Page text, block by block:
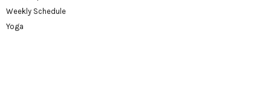
Weekly Schedule
Yoga